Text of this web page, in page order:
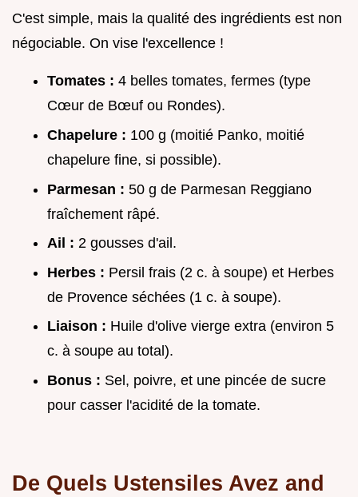
C'est simple, mais la qualité des ingrédients est non
négociable. On vise l'excellence !
Tomates : 4 belles tomates, fermes (type
Cœur de Bœuf ou Rondes).
Chapelure : 100 g (moitié Panko, moitié
chapelure fine, si possible).
Parmesan : 50 g de Parmesan Reggiano
fraîchement râpé.
Ail : 2 gousses d'ail.
Herbes : Persil frais (2 c. à soupe) et Herbes
de Provence séchées (1 c. à soupe).
Liaison : Huile d'olive vierge extra (environ 5
c. à soupe au total).
Bonus : Sel, poivre, et une pincée de sucre
pour casser l'acidité de la tomate.
De Quels Ustensiles Avez and